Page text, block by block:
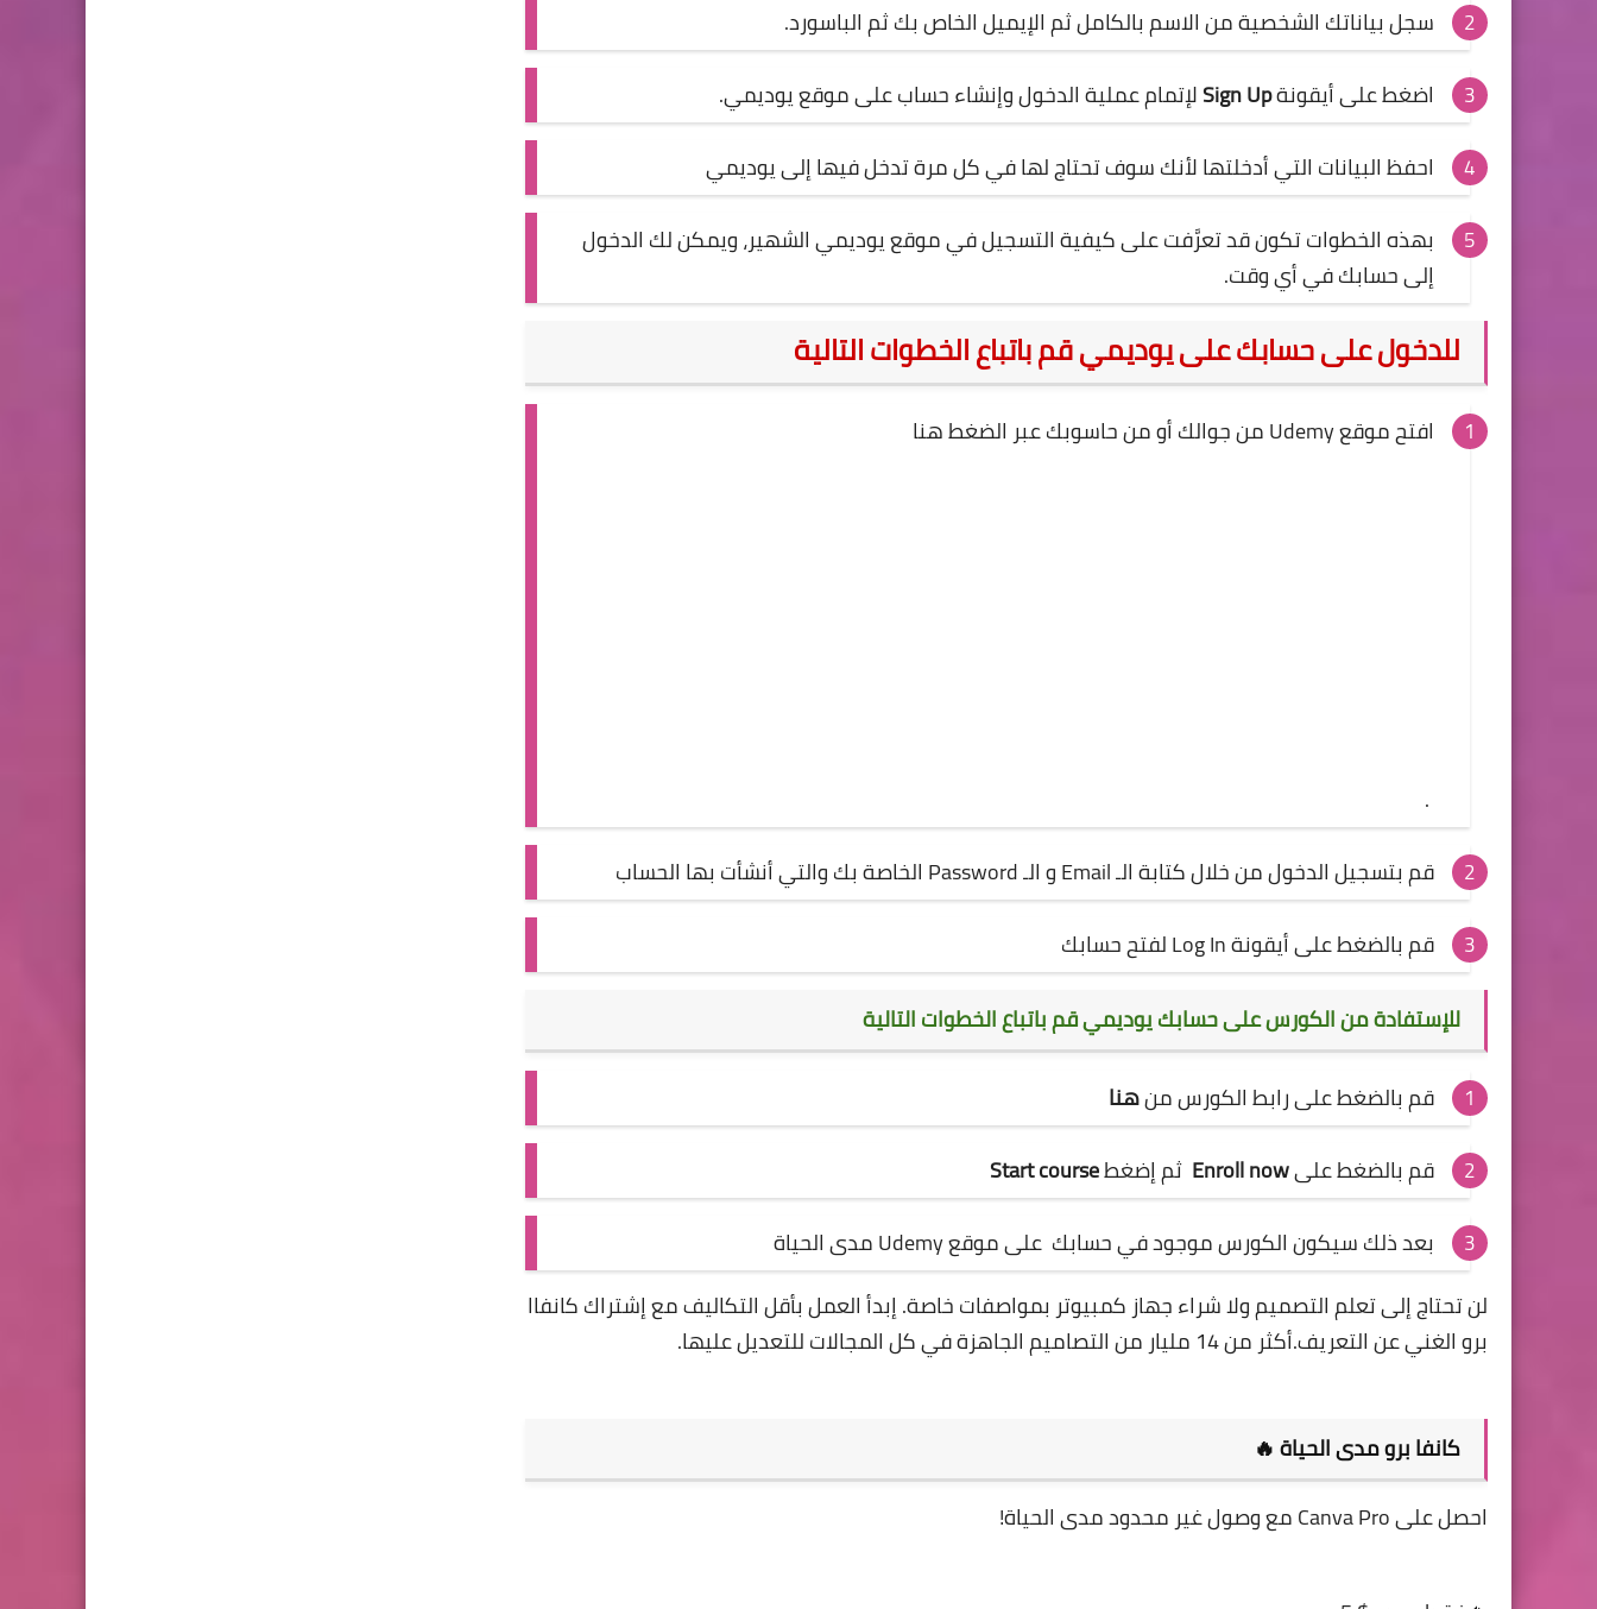
سجل بياناتك الشخصية من الاسم بالكامل ثم الإيميل الخاص بك ثم الباسورد.
اضغط على أيقونةSign Upلإتمام عملية الدخول وإنشاء حساب على موقع يوديمي.
احفظ البيانات التي أدخلتها لأنك سوف تحتاج لها في كل مرة تدخل فيها إلى يوديمي
بهذه الخطوات تكون قد تعرَّفت على كيفية التسجيل في موقع يوديمي الشهير، ويمكن لك الدخول
إلى حسابك في أي وقت.
للدخول على حسابك على يوديمي قم باتباع الخطوات التالية
افتحموقع Udemy من جوالك أو من حاسوبك عبر الضغطهنا
.
قم بتسجيل الدخول من خلال كتابة الـ Email و الـ Password الخاصة بك والتي أنشأت بها الحساب
قم بالضغط على أيقونة Log In لفتح حسابك
للإستفادة من الكورس على حسابك يوديمي قم باتباع الخطوات التالية
قم بالضغط على رابط الكورس منهنا
قم بالضغط علىEnroll now ثم إضغطStart course
بعد ذلك سيكون الكورس موجود في حسابك على موقع Udemy مدى الحياة
لن تحتاج إلى تعلم التصميم ولا شراء جهاز كمبيوتر بمواصفات خاصة. إبدأ العمل بأقل التكاليف مع إشتراك كانفاا
برو الغني عن التعريف.أكثر من 14 مليار من التصاميم الجاهزة في كل المجالات للتعديل عليها.
كانفا برو مدى الحياة 🔥
احصل على Canva Pro مع وصول غير محدود مدى الحياة!